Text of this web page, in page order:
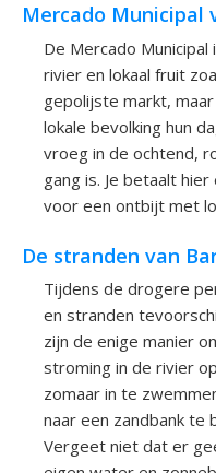
Mercado Municipal
De Mercado
rivier en lokaal fruit
gepolijste markt,
lokale bevolking hun
vroeg in de ochtend,
gang is. Je betaalt
voor een ontbijt met
De stranden van
Tijdens de drogere
en stranden
zijn de enige manier
stroming in de rivier
zomaar in te
naar een zandbank te
Vergeet niet dat er